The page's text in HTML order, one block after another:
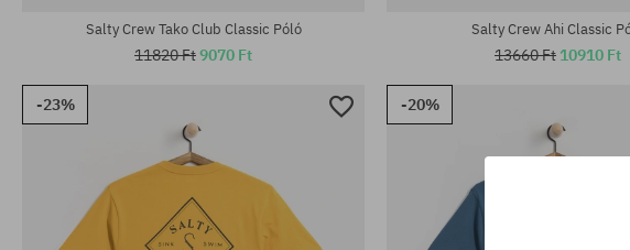
Salty Crew Tako Club Classic Póló
11820 Ft9070 Ft
Salty Crew Ahi Classic
13660 Ft 10910 Ft
-23% -20%